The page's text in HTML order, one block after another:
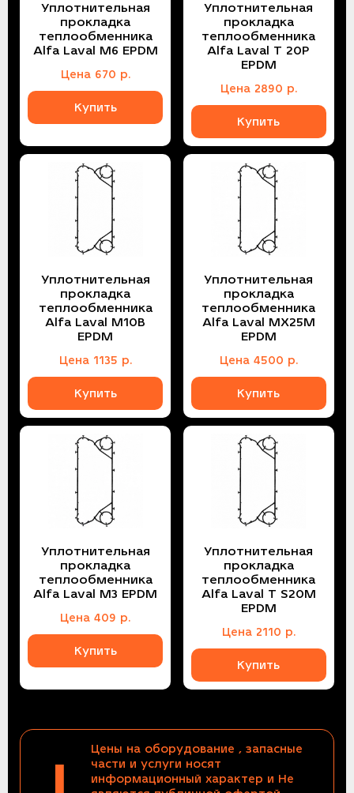
Уплотнительная
прокладка
теплообменника
Alfa Laval M6 EPDM
Цена 670 р.
Купить
Уплотнительная
прокладка
теплообменника
Alfa Laval T 20P
EPDM
Цена 2890 р.
Купить
Уплотнительная
прокладка
теплообменника
Alfa Laval M10B
EPDM
Цена 1135 р.
Купить
Уплотнительная
прокладка
теплообменника
Alfa Laval MX25M
EPDM
Цена 4500 р.
Купить
Уплотнительная
прокладка
теплообменника
Alfa Laval M3 EPDM
Цена409 р.
Купить
Уплотнительная
прокладка
теплообменника
Alfa Laval T S20M
EPDM
Цена 2110 р.
Купить
Цены на оборудование , запасные
части и услуги носят
информационный характер и Не